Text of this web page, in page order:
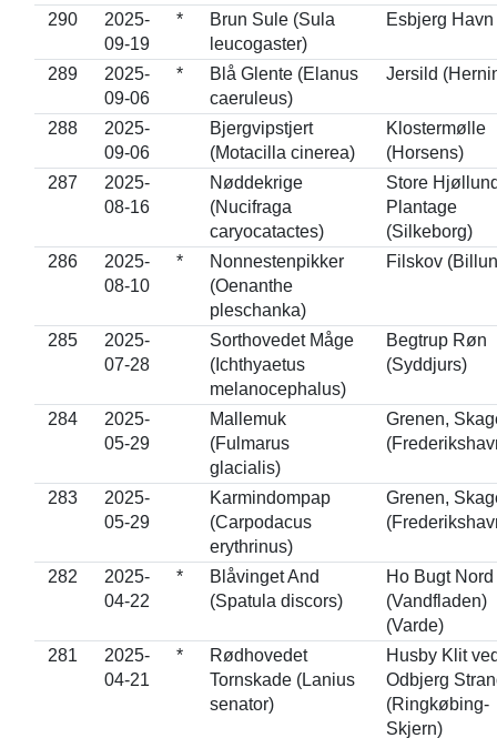
290
2025-
09-19
*
Brun Sule (Sula
leucogaster)
Esbjerg Havn
289
2025-
09-06
*
Blå Glente (Elanus
caeruleus)
Jersild
288
2025-
09-06
Bjergvipstjert
(Motacilla cinerea)
Klostermølle
(Horsens)
287
2025-
08-16
Nøddekrige
(Nucifraga
caryocatactes)
Store
Plantage
(Silkeborg)
286
2025-
08-10
*
Nonnestenpikker
(Oenanthe
pleschanka)
Filskov
285
2025-
07-28
Sorthovedet Måge
(Ichthyaetus
melanocephalus)
Begtrup Røn
(Syddjurs)
284
2025-
05-29
Mallemuk
(Fulmarus
glacialis)
Grenen,
283
2025-
05-29
Karmindompap
(Carpodacus
erythrinus)
Grenen,
282
2025-
04-22
*
Blåvinget And
(Spatula discors)
Ho Bugt Nord
(Vandfladen)
(Varde)
281
2025-
04-21
*
Rødhovedet
Tornskade (Lanius
senator)
Husby Klit
Odbjerg
(Ringkøbing-
Skjern)